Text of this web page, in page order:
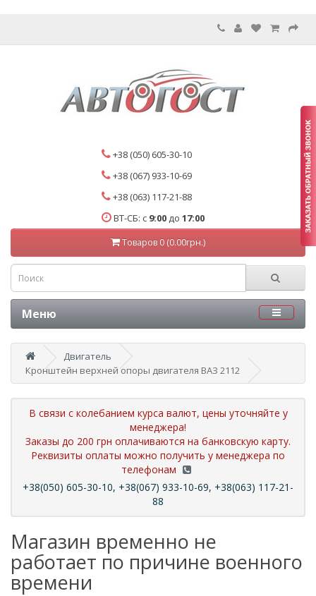
+38 (050) 605-30-10
+38 (067) 933-10-69
+38 (063) 117-21-88
ВТ-СБ: с 9:00 до 17:00
Товаров 0 (0.00грн.)
Меню
Двигатель
Кронштейн верхней опоры двигателя ВАЗ 2112
В связи с колебанием курса валют, цены уточняйте у
менеджера!
Заказы до 200 грн оплачиваются на банковскую карту.
Реквизиты оплаты можно получить у менеджера по
телефонам
+38(050) 605-30-10, +38(067) 933-10-69, +38(063) 117-21-
88
Магазин временно не
работает по причине военного
времени